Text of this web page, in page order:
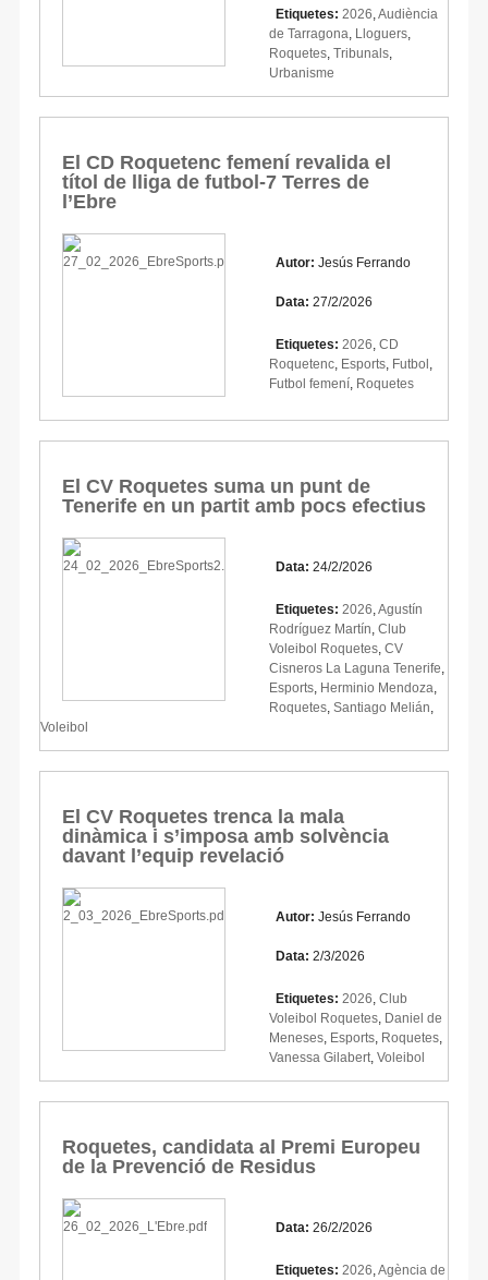
Etiquetes: 2026 Audiència
de Tarragona Lloguers
Roquetes Tribunals
Urbanisme
El CD Roquetenc femení revalida el
títol de lliga de futbol-7 Terres de
l’Ebre
Autor: Jesús Ferrando
Data: 27/2/2026
Etiquetes: 2026 CD
Roquetenc Esports Futbol
Futbol femení Roquetes
El CV Roquetes suma un punt de
Tenerife en un partit amb pocs efectius
Data: 24/2/2026
Etiquetes: 2026 Agustín
Rodríguez Martín Club
Voleibol Roquetes CV
Cisneros La Laguna Tenerife
Esports Herminio Mendoza
Roquetes Santiago Melián
Voleibol
El CV Roquetes trenca la mala
dinàmica i s’imposa amb solvència
davant l’equip revelació
Autor: Jesús Ferrando
Data: 2/3/2026
Etiquetes: 2026 Club
Voleibol Roquetes Daniel de
Meneses Esports Roquetes
Vanessa Gilabert Voleibol
Roquetes, candidata al Premi Europeu
de la Prevenció de Residus
Data: 26/2/2026
Etiquetes: 2026 Agència de